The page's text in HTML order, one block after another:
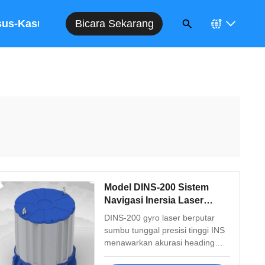
Kasus Bicara Sekarang
Model DINS-200 Sistem
Navigasi Inersia Laser
Gyroscope Berpusat
Tunggal dengan Presisi
Tinggi dengan Standard
DINS-200 gyro laser berputar
sumbu tunggal presisi tinggi INS
menawarkan akurasi heading
≤30 arcsec, mendukung integrasi